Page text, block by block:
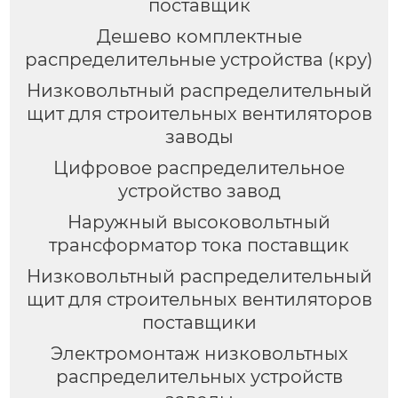
поставщик
Дешево комплектные
распределительные устройства (кру)
Низковольтный распределительный
щит для строительных вентиляторов
заводы
Цифровое распределительное
устройство завод
Наружный высоковольтный
трансформатор тока поставщик
Низковольтный распределительный
щит для строительных вентиляторов
поставщики
Электромонтаж низковольтных
распределительных устройств